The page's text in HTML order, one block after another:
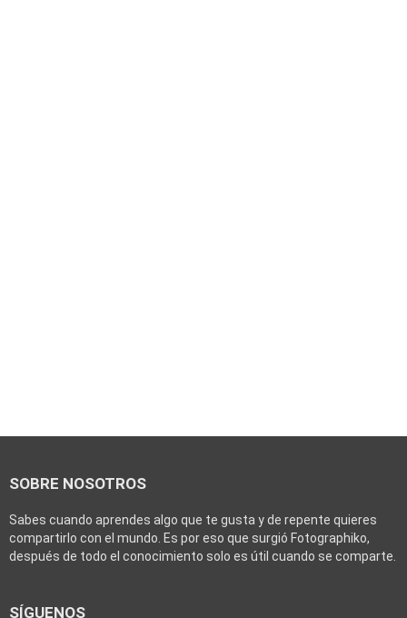
SOBRE NOSOTROS
Sabes cuando aprendes algo que te gusta y de repente quieres
compartirlo con el mundo. Es por eso que surgió Fotographiko,
después de todo el conocimiento solo es útil cuando se comparte.
SÍGUENOS